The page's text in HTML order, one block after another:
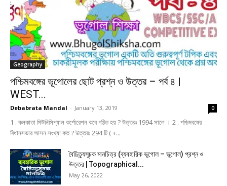
Geography
পশ্চিমবঙ্গের ভূগােলের ছোট প্রশ্ন ও উত্তর – পর্ব ৪ |
WEST...
Debabrata Mandal - January 13, 2019 0
1 . কলকাতা মিউনিসিপ্যাল কর্পোরেশন কবে গঠিত হয় ? উত্তরঃ 1994 সালে । 2 . পশ্চিমবঙ্গের
বিধানসভার আসন সংখ্যা কত ? উত্তরঃ 294 টি ( +...
বৈচিত্র্যসূচক মানচিত্র (ব্যবহারিক ভূগোল – ভূগোল) প্রশ্ন ও
উত্তর | Topographical...
May 26, 2022